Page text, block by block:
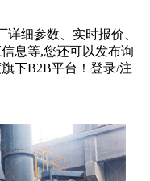
细参数、实时报价、
息等,您还可以发布询
下B2B平台！登录/注